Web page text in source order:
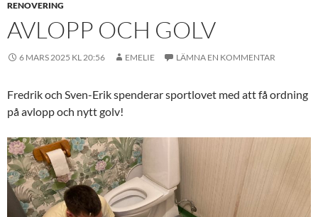
RENOVERING
AVLOPP OCH GOLV
6 MARS 2025 KL 20:56 EMELIE LÄMNA EN KOMMENTAR
Fredrik och Sven-Erik spenderar sportlovet med att få ordning
på avlopp och nytt golv!